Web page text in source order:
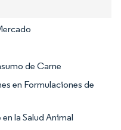
de Carne
en Formulaciones de
la Salud Animal